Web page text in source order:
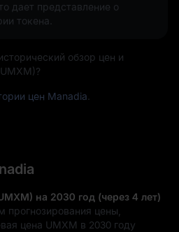
дает представление о
токена.
обзор цен и
цен Manadia
на 2030 год (через 4 лет)
прогнозирования цены,
цена UMXM в 2030 году